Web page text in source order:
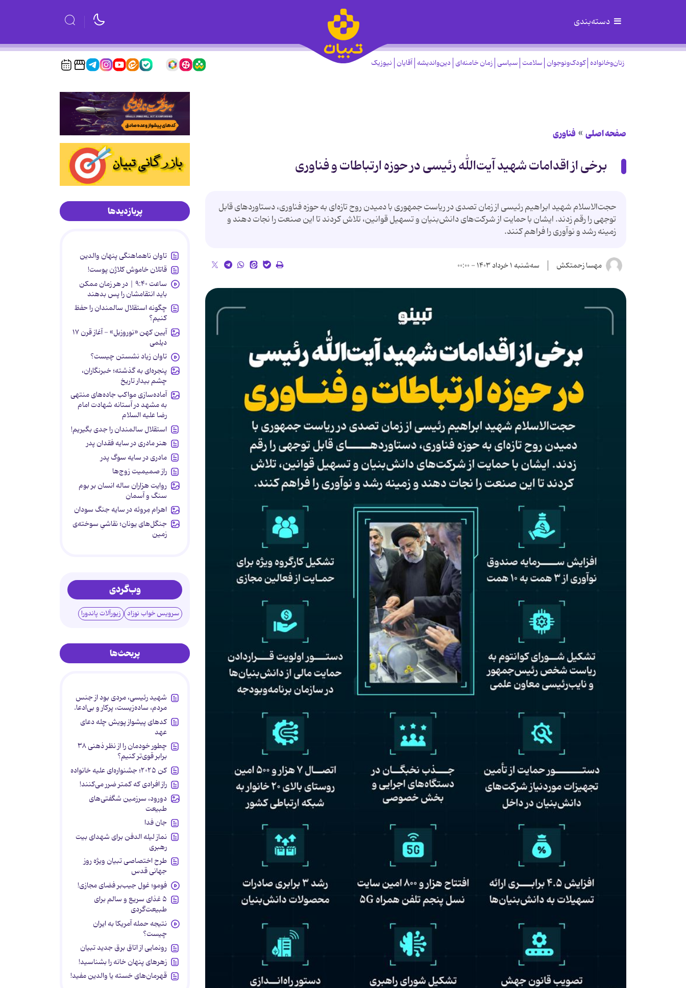
دسته‌بندی
زنان‌وخانواده کودک‌ونوجوان سلامت سیاسی زمان خامنه‌ای دین‌واندیشه آقایان نیوزیک
صفحه اصلی فناوری
برخی از اقدامات شهید آیت‌الله رئیسی در حوزه ارتباطات و فناوری
حجت‌الاسلام شهید ابراهیم رئیسی از زمان تصدی در ریاست جمهوری با دمیدن روح تازه‌ای به حوزه فناوری، دستاوردهای قابل
توجهی را رقم زدند. ایشان با حمایت از شرکت‌های دانش‌بنیان و تسهیل قوانین، تلاش کردند تا این صنعت را نجات دهند و
زمینه رشد و نوآوری را فراهم کنند.
مهسا زحمتکش سه‌شنبه ۱ خرداد ۱۴۰۳ - ۰۰:۰۰
پربازدیدها
تاوان ناهماهنگی پنهان والدین
قاتلان خاموش کلاژن پوست!
ساعت ۹:۴۰ | در هر زمان ممکن
باید انتقامشان را پس بدهند
چگونه استقلال سالمندان را حفظ
کنیم؟
آیین کهن «نوروزبل» - آغاز قرن ۱۷
دیلمی
تاوان زیاد نشستن چیست؟
پنجره‌ای به گذشته؛ خبرنگاران،
چشم بیدار تاریخ
آماده‌سازی مواکب جاده‌های منتهی
به مشهد در آستانه شهادت امام
رضا علیه السلام
استقلال سالمندان را جدی بگیریم!
هنر مادری در سایه‌ فقدان پدر
مادری در سایه سوگ پدر
راز صمیمیت زوج‌ها
روایت هزاران ساله انسان بر بوم
سنگ و آسمان
اهرام مِروئه در سایه جنگ سودان
جنگل‌های یونان؛ نقاشیِ سوخته‌ی
زمین
وب‌گردی
سرویس خواب نوزاد زیورآلات پاندورا
پربحث‌ها
شهید رئیسی، مردی بود از جنس
مردم، ساده‌زیست، پرکار و بی‌ادعا.
کدهای پیشواز پویش چله دعای
عهد
چطور خودمان را از نظر ذهنی ۳۸
برابر قوی‌تر کنیم؟
کن ۲۰۲۵؛ جشنواره‌ای علیه خانواده
راز افرادی که کمتر ضرر می‌کنند!
دورود، سرزمین شگفتی‌های
طبیعت
جان فدا
نماز لیله الدفن برای شهدای بیت
رهبری
طرح اختصاصی تبیان ویژه روز
جهانی قدس
فومو؛ غول جیب‌بر فضای مجازی!
۵ غذای سریع و سالم برای
طبیعت‌گردی
نتیجه حمله آمریکا به ایران
چیست؟
رونمایی از اتاق برق جدید تبیان
زهرهای پنهان خانه را بشناسید!
قهرمان‌های خسته یا والدین مفید!